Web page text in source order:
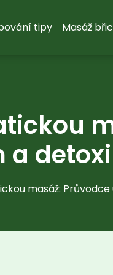
tipy Masáž
a
masáž: